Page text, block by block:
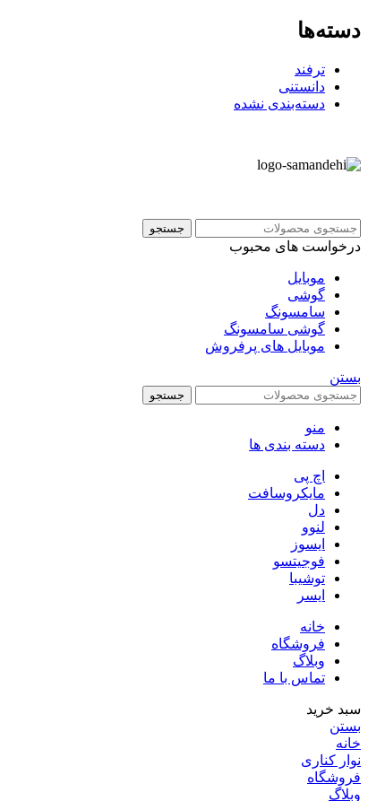
دسته‌ها
ترفند
دانستنی
دسته‌بندی نشده
جستجو
درخواست های محبوب
موبایل
گوشی
سامسونگ
گوشی سامسونگ
موبایل های پرفروش
بستن
جستجو
منو
دسته بندی ها
اچ پی
مایکروسافت
دل
لنوو
ایسوز
فوجیتسو
توشیبا
ایسر
خانه
فروشگاه
وبلاگ
تماس با ما
سبد خرید
بستن
خانه
نوار کناری
فروشگاه
وبلاگ